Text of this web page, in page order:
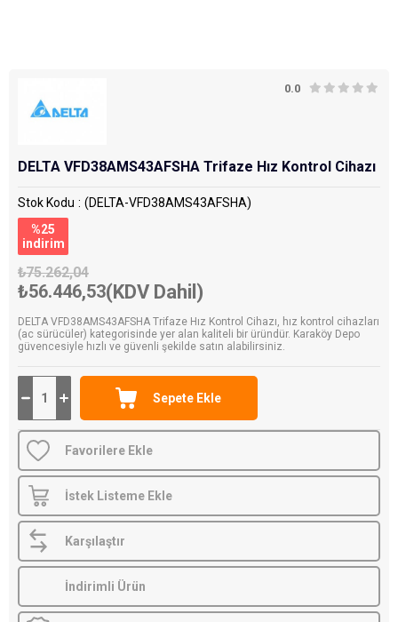
0.0
DELTA VFD38AMS43AFSHA Trifaze Hız Kontrol Cihazı
Stok Kodu
(DELTA-VFD38AMS43AFSHA)
%25
i̇ndirim
₺75.262,04
₺56.446,53(KDV Dahil)
DELTA VFD38AMS43AFSHA Trifaze Hız Kontrol Cihazı, hız kontrol cihazları
(ac sürücüler) kategorisinde yer alan kaliteli bir üründür. Karaköy Depo
güvencesiyle hızlı ve güvenli şekilde satın alabilirsiniz.
Favorilere Ekle
İstek Listeme Ekle
Karşılaştır
İndirimli Ürün